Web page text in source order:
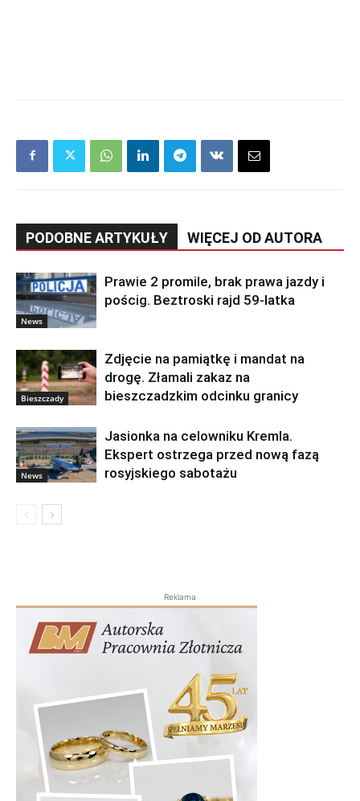
PODOBNE ARTYKUŁY WIĘCEJ OD AUTORA
News
Prawie 2 promile, brak prawa jazdy i
pościg. Beztroski rajd 59-latka
Bieszczady
Zdjęcie na pamiątkę i mandat na
drogę. Złamali zakaz na
bieszczadzkim odcinku granicy
News
Jasionka na celowniku Kremla.
Ekspert ostrzega przed nową fazą
rosyjskiego sabotażu
Reklama